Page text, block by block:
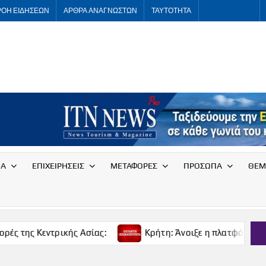
ΕΙΔΗΣΕΩΝ ΑΡΘΡΑ ΑΝΑΓΝΩΣΤΩΝ ΤΑΥΤΟΤΗΤΑ
News
ΕΠΙΧΕΙΡΗΣΕΙΣ ΜΕΤΑΦΟΡΕΣ ΠΡΟΣΩΠΑ
Ασίας: Κρήτη: Άνοιξε η πλατφόρμα για